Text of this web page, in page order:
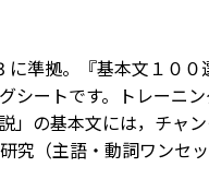
に準拠。『基本文１０
シートです。トレーニ
」の基本文には，チャ
究（主語・動詞ワンセ